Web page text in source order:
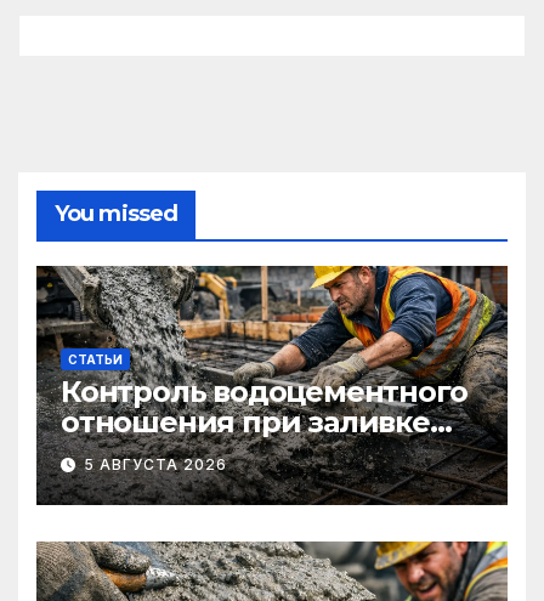
You missed
СТАТЬИ
Контроль водоцементного
отношения при заливке
фундаментов
5 АВГУСТА 2026